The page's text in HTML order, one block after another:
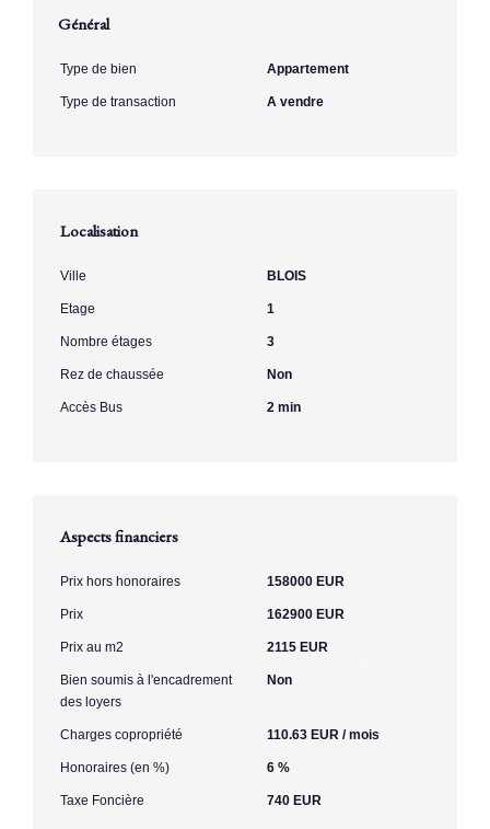
Général
Type de bien Appartement
Type de transaction A vendre
Localisation
Ville BLOIS
Etage 1
Nombre étages 3
Rez de chaussée Non
Accès Bus 2 min
Aspects financiers
Prix hors honoraires 158000 EUR
Prix 162900 EUR
Prix au m2 2115 EUR
Bien soumis à l'encadrement
des loyers
Non
Charges copropriété 110.63 EUR / mois
Honoraires (en %) 6 %
Taxe Foncière 740 EUR